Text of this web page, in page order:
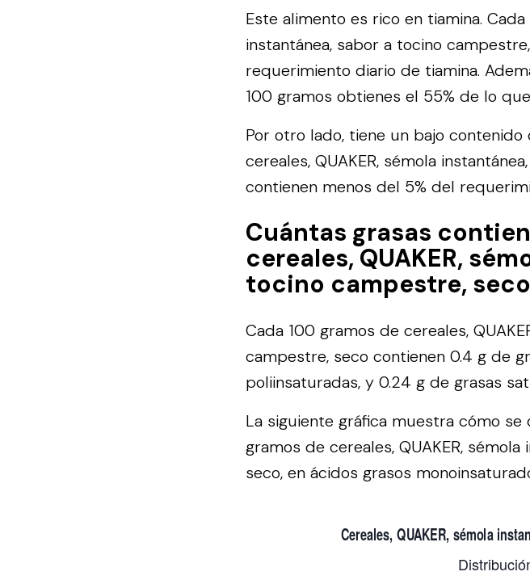
Este alimento es rico en tiamina.
instantánea, sabor a tocino
requerimiento diario de tiamina.
100 gramos obtienes el 55% de lo
Por otro lado, tiene un bajo contenido
cereales, QUAKER, sémola
contienen menos del 5% del
Cuántas grasas
cereales, QUAKER,
tocino campestre, seco
Cada 100 gramos de cereales,
campestre, seco contienen 0.4 g de
poliinsaturadas, y 0.24 g de grasas
La siguiente gráfica muestra cómo
gramos de cereales, QUAKER,
seco, en ácidos grasos